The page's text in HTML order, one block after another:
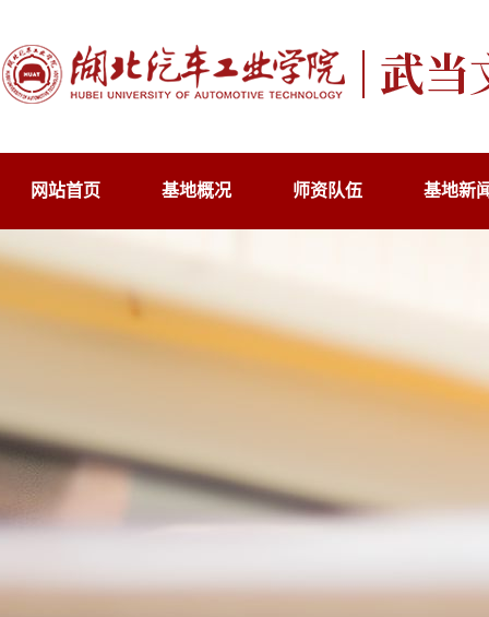
网站首页 基地概况 师资队伍 基地新